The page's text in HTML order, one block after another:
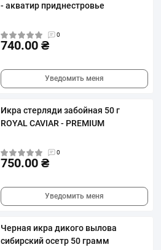
- акватир приднестровье
0
740.00 ₴
Уведомить меня
Икра стерляди забойная 50 г
ROYAL CAVIAR - PREMIUM
0
750.00 ₴
Уведомить меня
Черная икра дикого вылова
сибирский осетр 50 грамм